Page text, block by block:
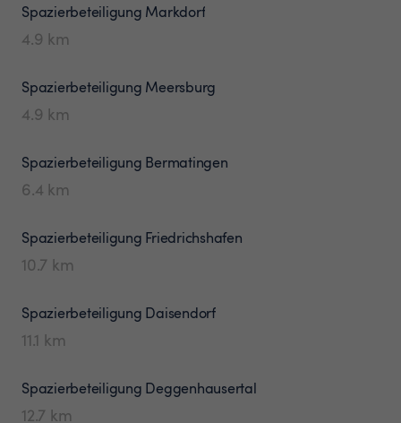
Spazierbeteiligung Markdorf
4.9 km
Spazierbeteiligung Meersburg
4.9 km
Spazierbeteiligung Bermatingen
6.4 km
Spazierbeteiligung Friedrichshafen
10.7 km
Spazierbeteiligung Daisendorf
11.1 km
Spazierbeteiligung Deggenhausertal
12.7 km